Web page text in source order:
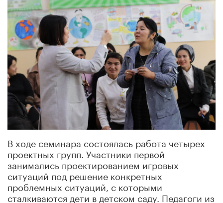
В ходе семинара состоялась работа четырех
проектных групп. Участники первой
занимались проектированием игровых
ситуаций под решение конкретных
проблемных ситуаций, с которыми
сталкиваются дети в детском саду. Педагоги из